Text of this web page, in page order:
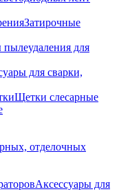
Затирочные
для
для сварки,
Щетки слесарные
отделочных
Аксессуары для